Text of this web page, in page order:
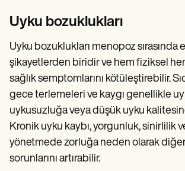
Uyku bozuklukları
Uyku bozuklukları menopoz sırasında
şikayetlerden biridir ve hem fiziksel
sağlık semptomlarını kötüleştirebilir.
gece terlemeleri ve kaygı genellikle
uykusuzluğa veya düşük uyku
Kronik uyku kaybı, yorgunluk, sinirlilik
yönetmede zorluğa neden olarak
sorunlarını artırabilir.